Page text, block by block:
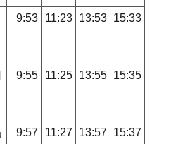
9:53 11:23 13:53 15:33
9:55 11:25 13:55 15:35
9:57 11:27 13:57 15:37